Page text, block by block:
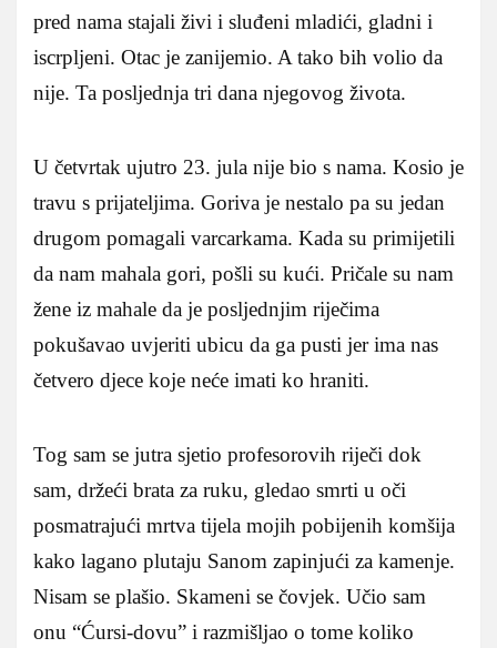
pred nama stajali živi i sluđeni mladići, gladni i
iscrpljeni. Otac je zanijemio. A tako bih volio da
nije. Ta posljednja tri dana njegovog života.
U četvrtak ujutro 23. jula nije bio s nama. Kosio je
travu s prijateljima. Goriva je nestalo pa su jedan
drugom pomagali varcarkama. Kada su primijetili
da nam mahala gori, pošli su kući. Pričale su nam
žene iz mahale da je posljednjim riječima
pokušavao uvjeriti ubicu da ga pusti jer ima nas
četvero djece koje neće imati ko hraniti.
Tog sam se jutra sjetio profesorovih riječi dok
sam, držeći brata za ruku, gledao smrti u oči
posmatrajući mrtva tijela mojih pobijenih komšija
kako lagano plutaju Sanom zapinjući za kamenje.
Nisam se plašio. Skameni se čovjek. Učio sam
onu “Ćursi‑dovu” i razmišljao o tome koliko